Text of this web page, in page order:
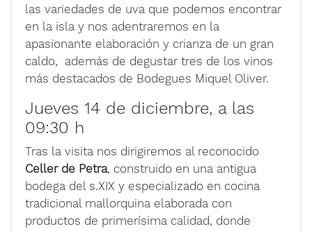
las variedades de uva que podemos encontrar
en la isla y nos adentraremos en la
apasionante elaboración y crianza de un gran
caldo, además de degustar tres de los vinos
más destacados de Bodegues Miquel Oliver.
Jueves 14 de diciembre, a las
09:30 h
Tras la visita nos dirigiremos al reconocido
Celler de Petra, construido en una antigua
bodega del s.XIX y especializado en cocina
tradicional mallorquina elaborada con
productos de primerísima calidad, donde